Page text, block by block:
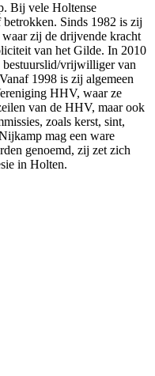
Bij vele Holtense
Sinds 1982 is zij
zij de drijvende kracht
van het Gilde. In 2010
bestuurslid/vrijwilliger van
1998 is zij algemeen
HHV, waar ze
van de HHV, maar ook
zoals kerst, sint,
mag een ware
genoemd, zij zet zich
in Holten.